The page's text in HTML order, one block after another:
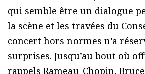
qui semble être un dialogue
la scène et les travées du
concert hors normes n’a
surprises. Jusqu’au bout où
rappels Rameau-Chopin,